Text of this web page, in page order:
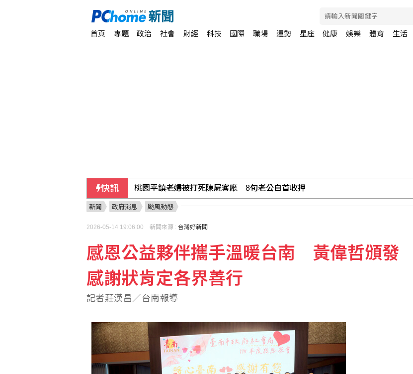
首頁 專題 政治 社會 財經 科技 國際 職場 運勢 星座 健康 娛樂 體育 生活
快訊 應對颱風白海豚 浙江、福建開會商討防禦工作
川普提名布蘭希任司法部長 獲凱西迪力挺清除障礙
桃園平鎮老婦被打死陳屍客廳 8旬老公自首收押
新聞 政府消息 颱風動態
2026-05-14 19:06:00 新聞來源 : 台灣好新聞
感恩公益夥伴攜手溫暖台南 黃偉哲頒發
感謝狀肯定各界善行
記者莊漢昌／台南報導